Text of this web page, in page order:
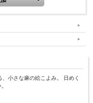
小さな麻の絵こよみ。 日めく